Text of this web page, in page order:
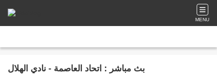
MENU
بث مباشر : اتحاد العاصمة - نادي الهلال